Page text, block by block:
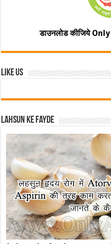
डाउनलोड कीजिये
Like Us
Lahsun ke fayde